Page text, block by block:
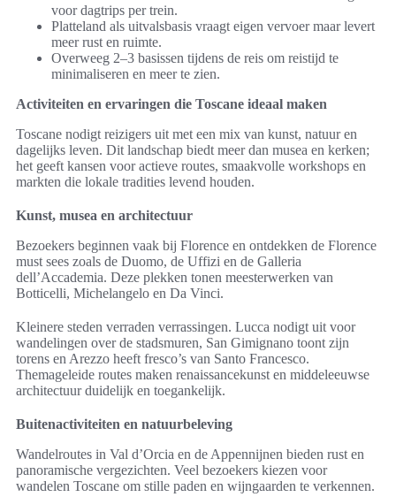
voor dagtrips per trein.
Platteland als uitvalsbasis vraagt eigen vervoer maar levert
meer rust en ruimte.
Overweeg 2–3 basissen tijdens de reis om reistijd te
minimaliseren en meer te zien.
Activiteiten en ervaringen die Toscane ideaal maken
Toscane nodigt reizigers uit met een mix van kunst, natuur en
dagelijks leven. Dit landschap biedt meer dan musea en kerken;
het geeft kansen voor actieve routes, smaakvolle workshops en
markten die lokale tradities levend houden.
Kunst, musea en architectuur
Bezoekers beginnen vaak bij Florence en ontdekken de Florence
must sees zoals de Duomo, de Uffizi en de Galleria
dell’Accademia. Deze plekken tonen meesterwerken van
Botticelli, Michelangelo en Da Vinci.
Kleinere steden verraden verrassingen. Lucca nodigt uit voor
wandelingen over de stadsmuren, San Gimignano toont zijn
torens en Arezzo heeft fresco’s van Santo Francesco.
Themageleide routes maken renaissancekunst en middeleeuwse
architectuur duidelijk en toegankelijk.
Buitenactiviteiten en natuurbeleving
Wandelroutes in Val d’Orcia en de Appennijnen bieden rust en
panoramische vergezichten. Veel bezoekers kiezen voor
wandelen Toscane om stille paden en wijngaarden te verkennen.